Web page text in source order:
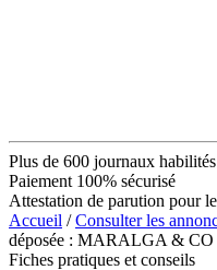
Plus de 600 journaux habilités
Paiement 100% sécurisé
Attestation de parution pour
Accueil /Consulter les
déposée : MARALGA & CO
Fiches pratiques et conseils